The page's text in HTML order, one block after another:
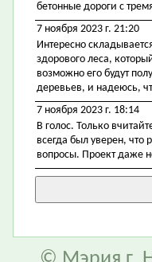
бетонные дороги с
7 ноября 2023 г. 21:20
Интересно
здорового леса,
возможно его будут
деревьев, и надеюсь,
7 ноября 2023 г. 18:14
В голос. Только
всегда был уверен, что
вопросы. Проект даже